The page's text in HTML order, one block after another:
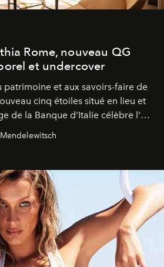
Rome, nouveau QG
et undercover
patrimoine et aux savoirs-faire de
cinq étoiles situé en lieu et
de la Banque d'Italie célèbre l'art
toute son élégance intemporelle.